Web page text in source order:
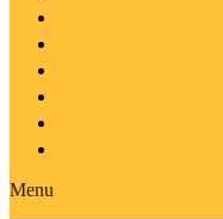
Menu